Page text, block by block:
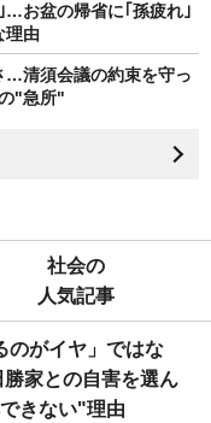
…お盆の帰省に｢孫疲れ｣
理由
…清須会議の約束を守っ
"急所"
社会の
人気記事
のがイヤ」ではな
家との自害を選ん
きない"理由